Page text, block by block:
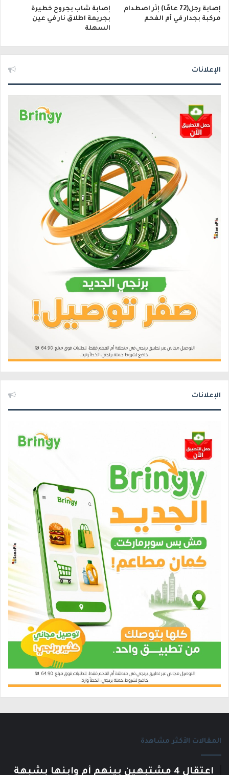
إصابة رجل(72 عامًا) إثر اصطدام
مركبة بجدار في أم الفحم
إصابة شاب بجروح خطيرة
بجريمة اطلاق نار في عين
السهلة
الإعلانات
الإعلانات
المقالات الأكثر مشاهدة
اعتقال 4 مشتبهين بينهم أم وابنها بشبهة